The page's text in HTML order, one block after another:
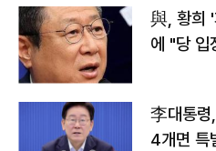
與, 황희 '
에 "당 입
李대통령
4개면 특